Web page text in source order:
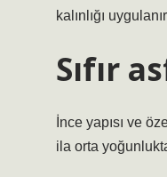
kalınlığı
Sıfır
İnce yapısı ve
ila orta